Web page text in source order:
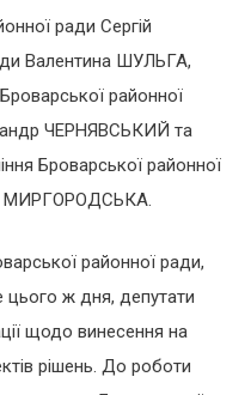
ради Сергій
Валентина ШУЛЬГА,
районної
ЧЕРНЯВСЬКИЙ та
Броварської районної
МИРГОРОДСЬКА.
районної ради,
цього ж дня, депутати
щодо винесення на
рішень. До роботи